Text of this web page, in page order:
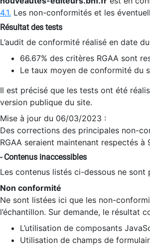
4.1. Les non-conformités et les
Résultat des tests
L’audit de conformité réalisé en date
66.67% des critères RGAA sont
Le taux moyen de conformité du
Il est précisé que les tests ont été
version publique du site.
Mise à jour du 06/03/2023 :
Des corrections des principales non-
RGAA seraient maintenant respectés
- Contenus inaccessibles
Les contenus listés ci-dessous ne
Non conformité
Ne sont listées ici que les non-
l’échantillon. Sur demande, le résultat
L’utilisation de composants
Utilisation de champs de